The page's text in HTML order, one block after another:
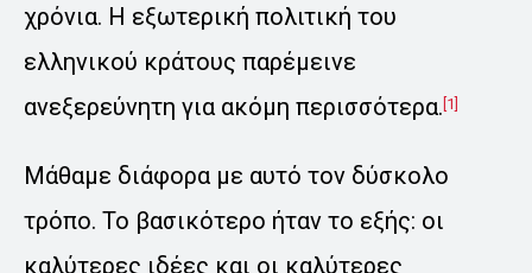
χρόνια. Η εξωτερική πολιτική του
ελληνικού κράτους παρέμεινε
ανεξερεύνητη για ακόμη περισσότερα. [1]
Μάθαμε διάφορα με αυτό τον δύσκολο
τρόπο. Το βασικότερο ήταν το εξής: οι
καλύτερες ιδέες και οι καλύτερες